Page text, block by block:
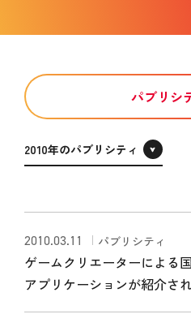
2010.03.11 パブリシティ
ゲームクリエーターによる
アプリケーションが紹介され